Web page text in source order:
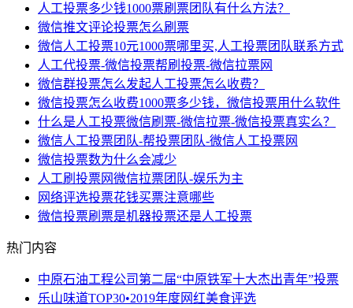
人工投票多少钱1000票刷票团队有什么方法？
微信推文评论投票怎么刷票
微信人工投票10元1000票哪里买,人工投票团队联系方式
人工代投票-微信投票帮刷投票-微信拉票网
微信群投票怎么发起人工投票怎么收费？
微信投票怎么收费1000票多少钱，微信投票用什么软件
什么是人工投票微信刷票-微信拉票-微信投票真实么？
微信人工投票团队-帮投票团队-微信人工投票网
微信投票数为什么会减少
人工刷投票网微信拉票团队-娱乐为主
网络评选投票花钱买票注意哪些
微信投票刷票是机器投票还是人工投票
热门内容
中原石油工程公司第二届“中原铁军十大杰出青年”投票
乐山味道TOP30•2019年度网红美食评选